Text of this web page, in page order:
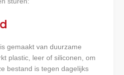
gemaakt van duurzame
plastic, leer of siliconen, om
bestand is tegen dagelijks